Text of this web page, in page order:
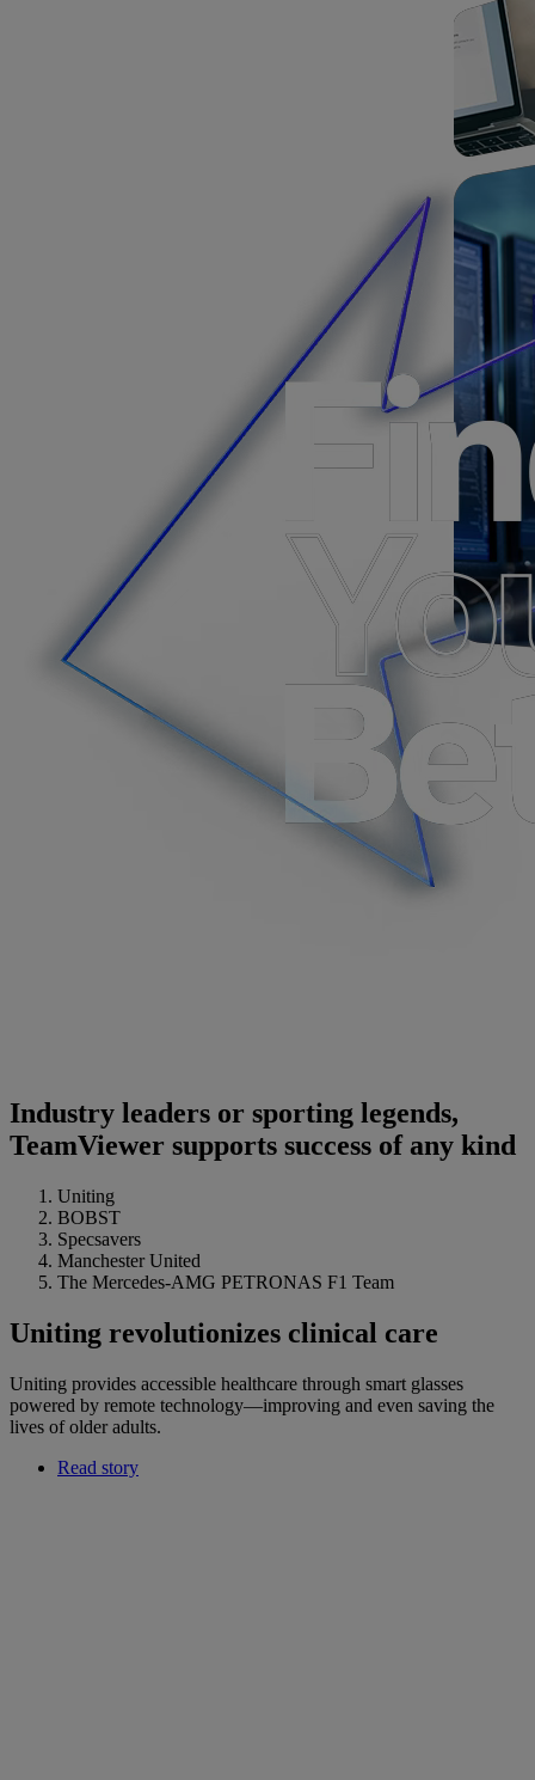
Industry leaders or sporting legends,
TeamViewer supports success of any kind
Uniting
BOBST
Specsavers
Manchester United
The Mercedes-AMG PETRONAS F1 Team
Uniting revolutionizes clinical care
Uniting provides accessible healthcare through smart glasses
powered by remote technology—improving and even saving the
lives of older adults.
Read story